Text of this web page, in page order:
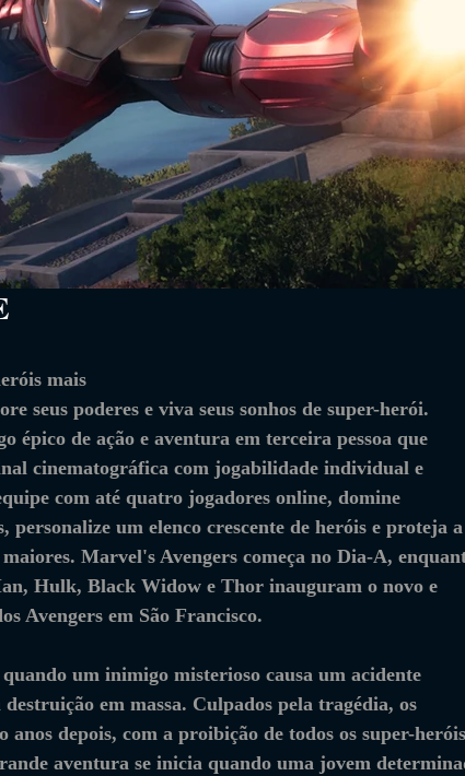
mais
seus poderes e viva seus sonhos de super-herói.
épico de ação e aventura em terceira pessoa que
cinematográfica com jogabilidade individual e
com até quatro jogadores online, domine
personalize um elenco crescente de heróis e proteja
maiores. Marvel's Avengers começa no Dia-A,
Hulk, Black Widow e Thor inauguram o novo e
Avengers em São Francisco.
um inimigo misterioso causa um acidente
em massa. Culpados pela tragédia, os
anos depois, com a proibição de todos os super-
aventura se inicia quando uma jovem